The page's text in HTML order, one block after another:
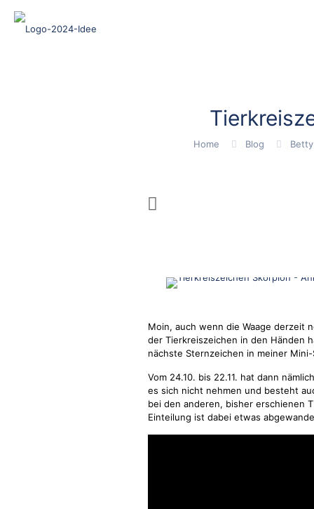
Home Blog
Moin, auch wenn die Waage derzeit
der Tierkreiszeichen in den Händen
nächste Sternzeichen in meiner
Vom 24.10. bis 22.11. hat dann
es sich nicht nehmen und besteht
bei den anderen, bisher erschienen
Einteilung ist dabei etwas